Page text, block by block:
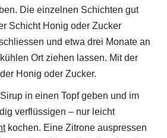
Die einzelnen Schichten gut
Schicht Honig oder Zucker
und etwa drei Monate an
Ort ziehen lassen. Mit der
Honig oder Zucker.
in einen Topf geben und im
verflüssigen – nur leicht
kochen. Eine Zitrone auspressen